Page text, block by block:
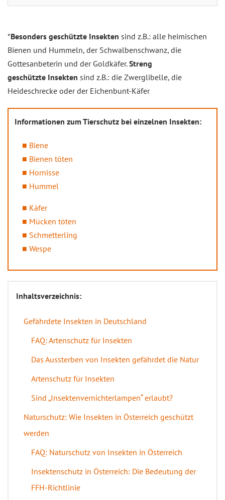
*Besonders geschützte Insekten sind z.B.: alle heimischen
Bienen und Hummeln, der Schwalbenschwanz, die
Gottesanbeterin und der Goldkäfer.Streng
geschützte Insekten sind z.B.: die Zwerglibelle, die
Heideschrecke oder der Eichenbunt-Käfer
Informationen zum Tierschutz bei einzelnen Insekten:
Biene
Bienen töten
Hornisse
Hummel
Käfer
Mücken töten
Schmetterling
Wespe
Inhaltsverzeichnis:
Gefährdete Insekten in Deutschland
FAQ: Artenschutz für Insekten
Das Aussterben von Insekten gefährdet die Natur
Artenschutz für Insekten
Sind „Insektenvernichterlampen“ erlaubt?
Naturschutz: Wie Insekten in Österreich geschützt
werden
FAQ: Naturschutz von Insekten in Österreich
Insektenschutz in Österreich: Die Bedeutung der
FFH-Richtlinie